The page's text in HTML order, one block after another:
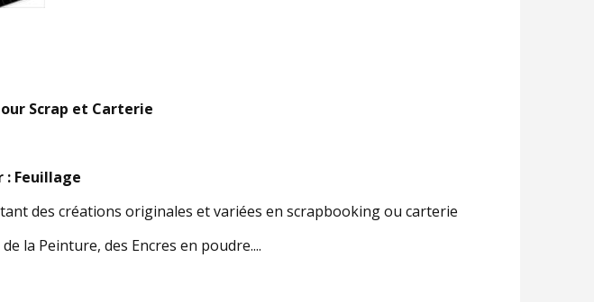
Scrap et Carterie
: Feuillage
des créations originales et variées en scrapbooking ou carterie
la Peinture, des Encres en poudre....